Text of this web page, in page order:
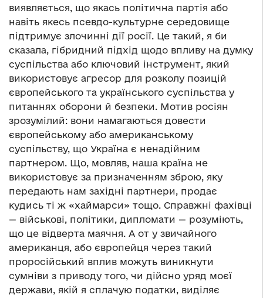
виявляється, що якась політична партія або
навіть якесь псевдо-культурне середовище
підтримує злочинні дії росії. Це такий, я би
сказала, гібридний підхід щодо впливу на думку
суспільства або ключовий інструмент, який
використовує агресор для розколу позицій
європейського та українського суспільства у
питаннях оборони й безпеки. Мотив росіян
зрозумілий: вони намагаються довести
європейському або американському
суспільству, що Україна є ненадійним
партнером. Що, мовляв, наша країна не
використовує за призначенням зброю, яку
передають нам західні партнери, продає
кудись ті ж «хаймарси» тощо. Справжні фахівці
— військові, політики, дипломати — розуміють,
що це відверта маячня. А от у звичайного
американця, або європейця через такий
проросійський вплив можуть виникнути
сумніви з приводу того, чи дійсно уряд моєї
держави, якій я сплачую податки, виділяє